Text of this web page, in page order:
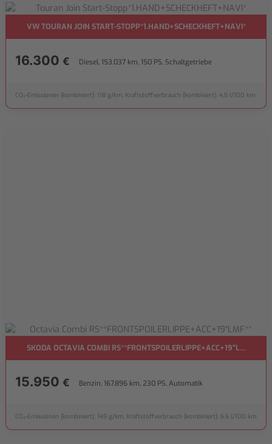
VW TOURAN JOIN START-STOPP*1.HAND+SCHECKHEFT+NAVI*
16.300 € Diesel, 153.037 km, 150 PS, Schaltgetriebe
CO₂-Emissionen (kombiniert): 118 g/km, Kraftstoffverbrauch (kombiniert): 4,5 l/100 km
SKODA OCTAVIA COMBI RS**FRONTSPOILERLIPPE+ACC+19"LMF**
15.950 € Benzin, 167.896 km, 230 PS, Automatik
CO₂-Emissionen (kombiniert): 149 g/km, Kraftstoffverbrauch (kombiniert): 6,6 l/100 km